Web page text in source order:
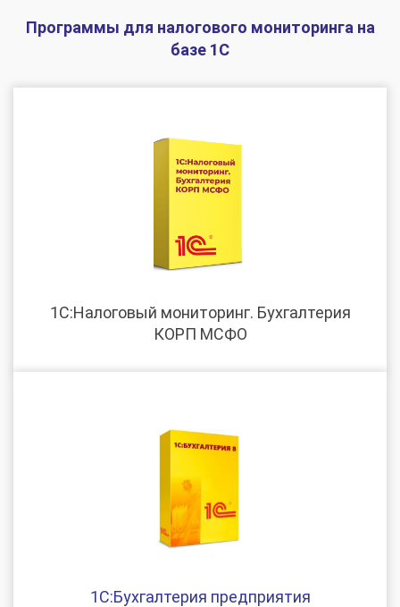
Программы для налогового мониторинга на
базе 1С
1С:Налоговый мониторинг. Бухгалтерия
КОРП МСФО
1С:Бухгалтерия предприятия